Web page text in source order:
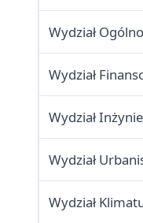
Wydział
Wydział
Wydział
Wydział
Wydział